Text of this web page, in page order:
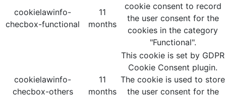
cookielawinfo-
checbox-functional
11
months
cookie consent to record
the user consent for the
cookies in the category
"Functional".
cookielawinfo-
checbox-others
11
months
This cookie is set by GDPR
Cookie Consent plugin.
The cookie is used to store
the user consent for the